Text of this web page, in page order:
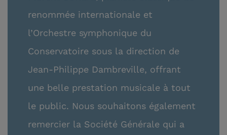
renommée internationale et
l’Orchestre symphonique du
Conservatoire sous la direction de
Jean-Philippe Dambreville, offrant
une belle prestation musicale à tout
le public. Nous souhaitons également
remercier la Société Générale qui a